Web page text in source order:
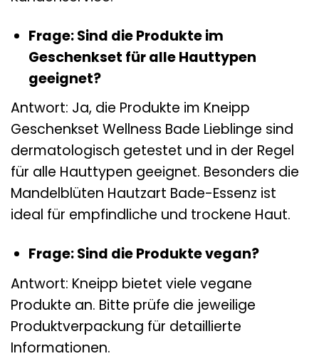
Frage: Sind die Produkte im
Geschenkset für alle Hauttypen
geeignet?
Antwort: Ja, die Produkte im Kneipp
Geschenkset Wellness Bade Lieblinge sind
dermatologisch getestet und in der Regel
für alle Hauttypen geeignet. Besonders die
Mandelblüten Hautzart Bade-Essenz ist
ideal für empfindliche und trockene Haut.
Frage: Sind die Produkte vegan?
Antwort: Kneipp bietet viele vegane
Produkte an. Bitte prüfe die jeweilige
Produktverpackung für detaillierte
Informationen.